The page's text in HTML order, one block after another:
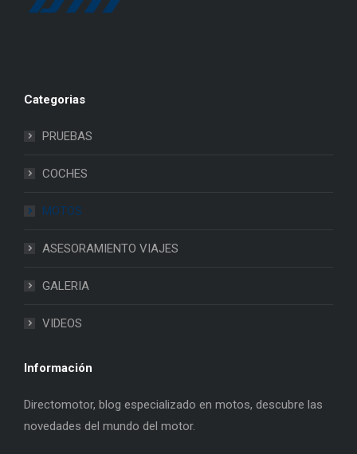
Categorias
PRUEBAS
COCHES
MOTOS
ASESORAMIENTO VIAJES
GALERIA
VIDEOS
Información
Directomotor, blog especializado en motos, descubre las
novedades del mundo del motor.